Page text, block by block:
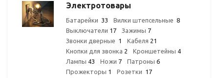
Электротовары
Батарейки 33 Вилки штепсельные 8
Выключатели 17 Зажимы 7
Звонки дверные 1 Кабеля 21
Кнопки для звонка 2 Кроншетейны 4
Лампы 43 Ножи 7 Патроны 6
Прожекторы 1 Розетки 17